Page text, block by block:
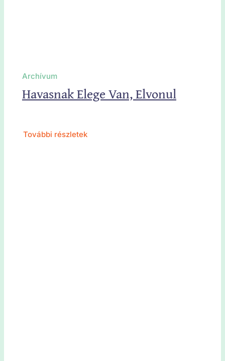
Archívum
Havasnak Elege Van, Elvonul
További részletek